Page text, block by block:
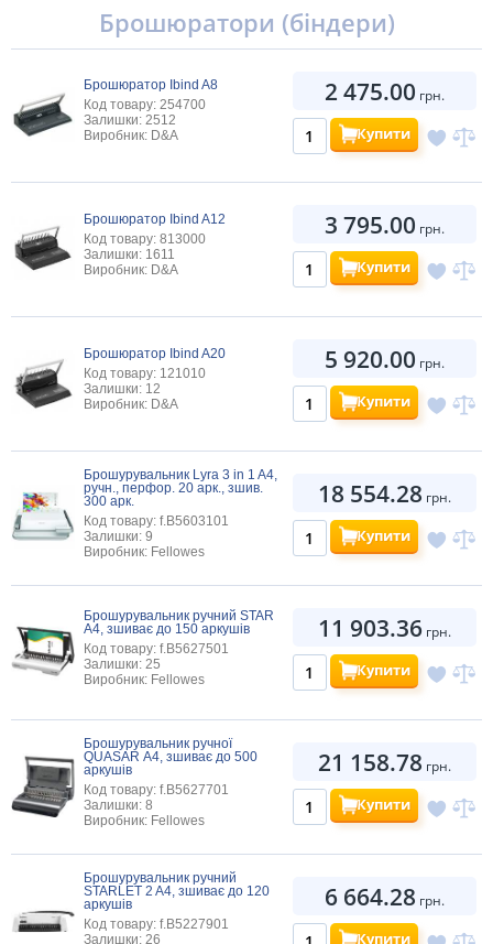
Брошюратори (біндери)
Брошюратор Ibind A8
Код товару: 254700
Залишки: 2512
Виробник: D&A
2 475.00 грн.
Купити
Брошюратор Ibind A12
Код товару: 813000
Залишки: 1611
Виробник: D&A
3 795.00 грн.
Купити
Брошюратор Ibind A20
Код товару: 121010
Залишки: 12
Виробник: D&A
5 920.00 грн.
Купити
Брошурувальник Lyra 3 in 1 A4,
ручн., перфор. 20 арк., зшив.
300 арк.
Код товару: f.B5603101
Залишки: 9
Виробник: Fellowes
18 554.28 грн.
Купити
Брошурувальник ручний STAR
A4, зшиває до 150 аркушів
Код товару: f.B5627501
Залишки: 25
Виробник: Fellowes
11 903.36 грн.
Купити
Брошурувальник ручної
QUASAR А4, зшиває до 500
аркушів
Код товару: f.B5627701
Залишки: 8
Виробник: Fellowes
21 158.78 грн.
Купити
Брошурувальник ручний
STARLET 2 A4, зшиває до 120
аркушів
Код товару: f.B5227901
Залишки: 26
6 664.28 грн.
Купити